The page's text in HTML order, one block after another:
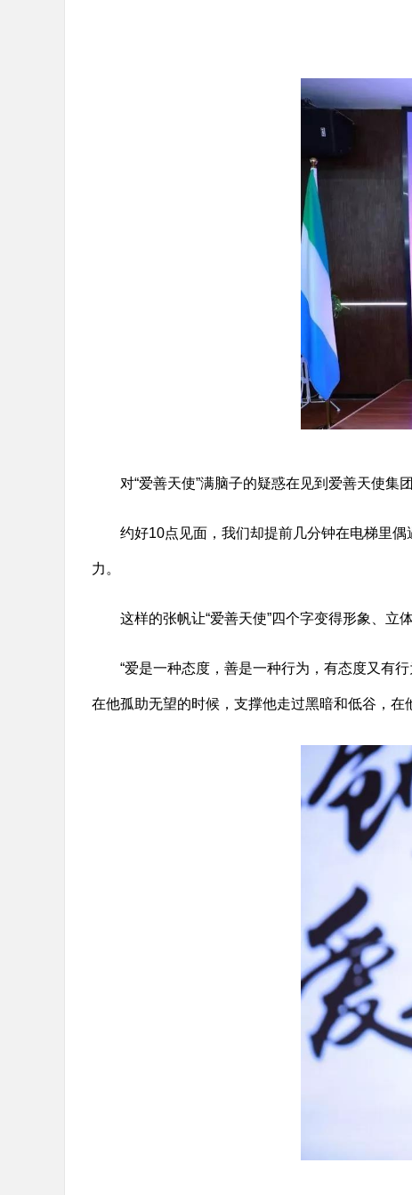
对“爱善天使”满脑子的疑惑在见到爱善天使集
约好10点见面，我们却提前几分钟在电梯里
力。
这样的张帆让“爱善天使”四个字变得形象、立体
“爱是一种态度，善是一种行为，有态度又有
在他孤助无望的时候，支撑他走过黑暗和低谷，在